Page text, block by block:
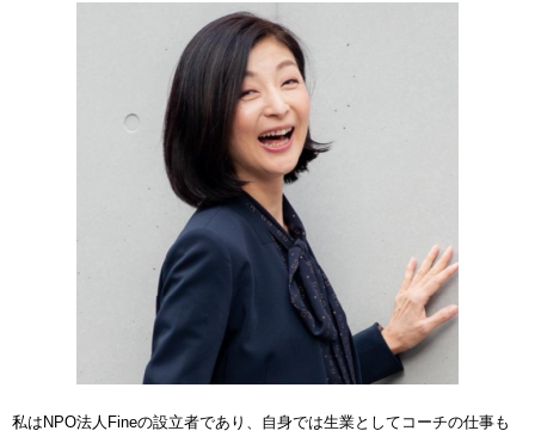
私はNPO法人Fineの設立者であり、自身では生業としてコーチの仕事も